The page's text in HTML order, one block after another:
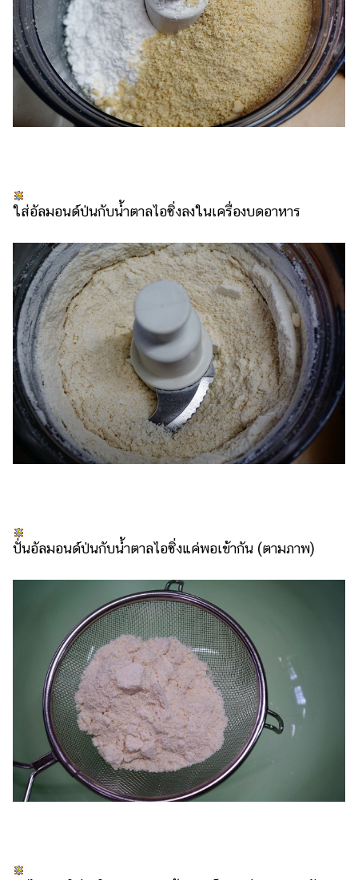
ใส่อัลมอนด์ป่นกับน้ำตาลไอซิ่งลงในเครื่องบดอาหาร
ปั่นอัลมอนด์ป่นกับน้ำตาลไอซิ่งแค่พอเข้ากัน (ตามภาพ)